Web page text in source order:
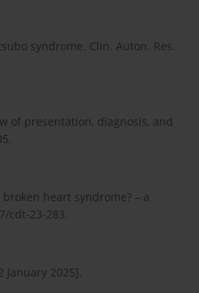
syndrome. Clin. Auton. Res.
of presentation, diagnosis, and
heart syndrome? – a
cdt-23-283.
January 2025].